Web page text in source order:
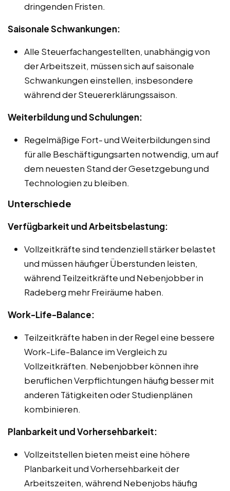
dringenden Fristen.
Saisonale Schwankungen:
Alle Steuerfachangestellten, unabhängig von
der Arbeitszeit, müssen sich auf saisonale
Schwankungen einstellen, insbesondere
während der Steuererklärungssaison.
Weiterbildung und Schulungen:
Regelmäßige Fort- und Weiterbildungen sind
für alle Beschäftigungsarten notwendig, um auf
dem neuesten Stand der Gesetzgebung und
Technologien zu bleiben.
Unterschiede
Verfügbarkeit und Arbeitsbelastung:
Vollzeitkräfte sind tendenziell stärker belastet
und müssen häufiger Überstunden leisten,
während Teilzeitkräfte und Nebenjobber in
Radeberg mehr Freiräume haben.
Work-Life-Balance:
Teilzeitkräfte haben in der Regel eine bessere
Work-Life-Balance im Vergleich zu
Vollzeitkräften. Nebenjobber können ihre
beruflichen Verpflichtungen häufig besser mit
anderen Tätigkeiten oder Studienplänen
kombinieren.
Planbarkeit und Vorhersehbarkeit:
Vollzeitstellen bieten meist eine höhere
Planbarkeit und Vorhersehbarkeit der
Arbeitszeiten, während Nebenjobs häufig